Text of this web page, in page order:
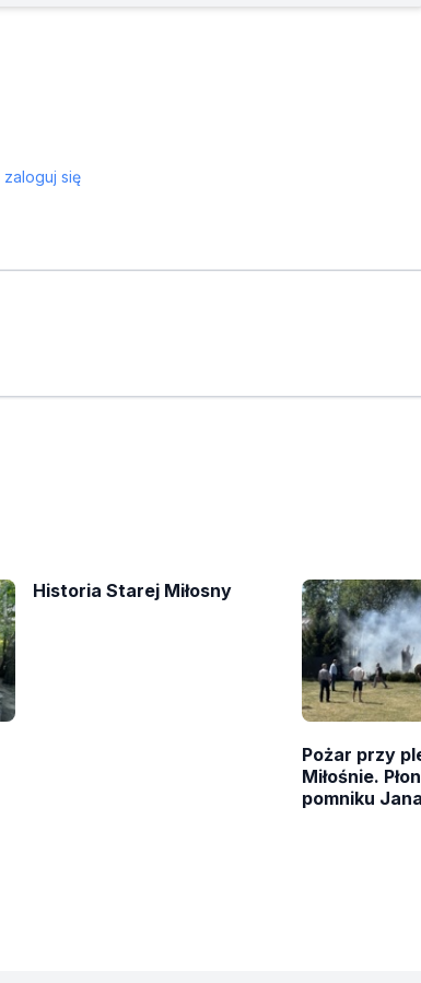
zaloguj się
Historia Starej Miłosny
Pożar przy
Miłośnie.
pomniku